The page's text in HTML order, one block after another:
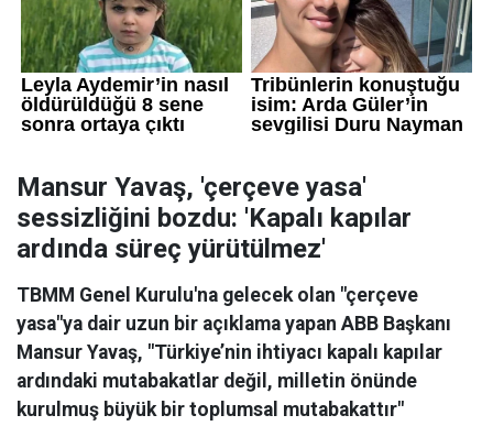
Mansur Yavaş, 'çerçeve yasa'
sessizliğini bozdu: 'Kapalı kapılar
ardında süreç yürütülmez'
TBMM Genel Kurulu'na gelecek olan "çerçeve
yasa"ya dair uzun bir açıklama yapan ABB Başkanı
Mansur Yavaş, "Türkiye’nin ihtiyacı kapalı kapılar
ardındaki mutabakatlar değil, milletin önünde
kurulmuş büyük bir toplumsal mutabakattır"